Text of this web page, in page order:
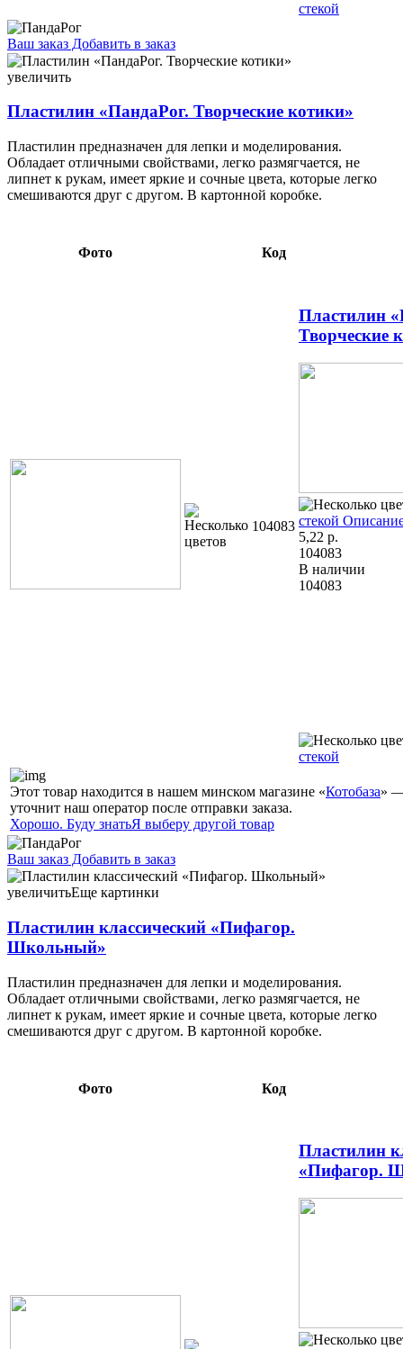
стекой
Ваш заказ Добавить в заказ
Пластилин «ПандаРог. Творческие котики» 6 цветов, 120 г, со
стекой 5,22 104083
увеличить
Пластилин «ПандаРог. Творческие котики»
Пластилин предназначен для лепки и моделирования.
Обладает отличными свойствами, легко размягчается, не
липнет к рукам, имеет яркие и сочные цвета, которые легко
смешиваются друг с другом. В картонной коробке.
Фото Код
104083
Пластилин
Творческие
стекой
5,22 р.
104083
В наличии
104083
стекой
Этот товар находится в нашем минском магазине «Котобаза» —
уточнит наш оператор после отправки заказа.
Хорошо. Буду знатьЯ выберу другой товар
Ваш заказ Добавить в заказ
Пластилин классический «Пифагор. Школьный» 8 цветов,
120 г, со стекой 5,15 088669
увеличитьЕще картинки
Пластилин классический «Пифагор.
Школьный»
Пластилин предназначен для лепки и моделирования.
Обладает отличными свойствами, легко размягчается, не
липнет к рукам, имеет яркие и сочные цвета, которые легко
смешиваются друг с другом. В картонной коробке.
Фото Код
Пластилин
«Пифагор.